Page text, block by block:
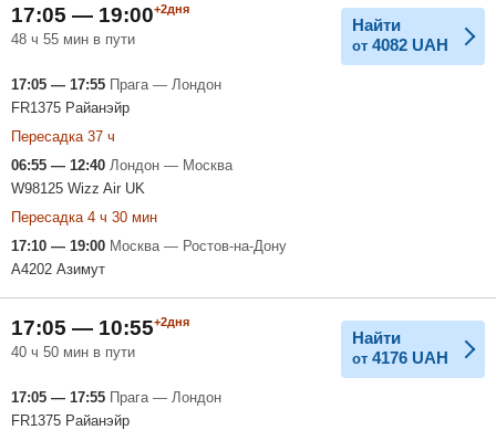
17:05 — 19:00+2дня
48 ч 55 мин в пути
Найти
от 4082 UAH
17:05 — 17:55 Прага — Лондон
FR1375 Райанэйр
Пересадка 37 ч
06:55 — 12:40 Лондон — Москва
W98125 Wizz Air UK
Пересадка 4 ч 30 мин
17:10 — 19:00 Москва — Ростов-на-Дону
A4202 Азимут
17:05 — 10:55+2дня
40 ч 50 мин в пути
Найти
от 4176 UAH
17:05 — 17:55 Прага — Лондон
FR1375 Райанэйр